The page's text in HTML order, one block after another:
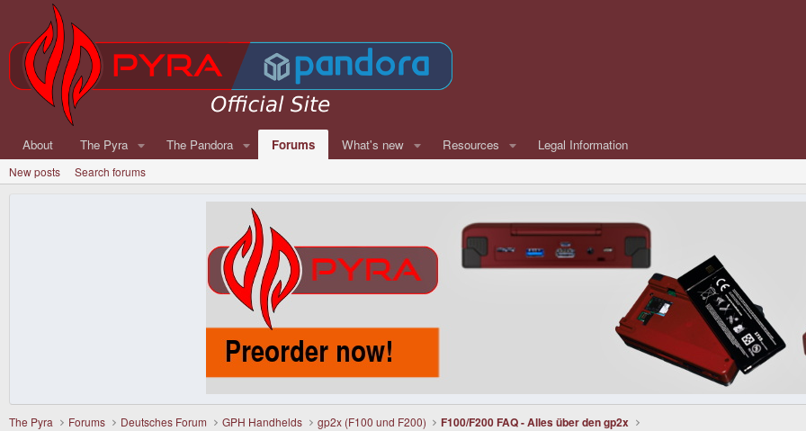
About The Pyra The Pandora Forums What's new Resources Legal Information
New posts Search forums
The Pyra Forums Deutsches Forum GPH Handhelds gp2x (F100 und F200) F100/F200 FAQ - Alles über den gp2x